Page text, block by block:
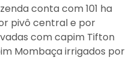
conta com 101 ha
pivô central e por
com capim Tifton
Mombaça irrigados por